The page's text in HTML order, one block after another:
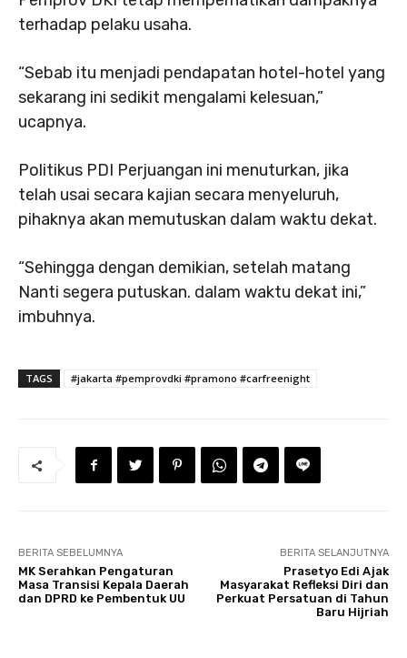
terhadap pelaku usaha.
“Sebab itu menjadi pendapatan hotel-hotel yang
sekarang ini sedikit mengalami kelesuan,”
ucapnya.
Politikus PDI Perjuangan ini menuturkan, jika
telah usai secara kajian secara menyeluruh,
pihaknya akan memutuskan dalam waktu dekat.
“Sehingga dengan demikian, setelah matang
Nanti segera putuskan. dalam waktu dekat ini,”
imbuhnya.
TAGS #jakarta #pemprovdki #pramono #carfreenight
BERITA SEBELUMNYA
MK Serahkan Pengaturan
Masa Transisi Kepala Daerah
dan DPRD ke Pembentuk UU
BERITA SELANJUTNYA
Prasetyo Edi Ajak
Masyarakat Refleksi Diri dan
Perkuat Persatuan di Tahun
Baru Hijriah